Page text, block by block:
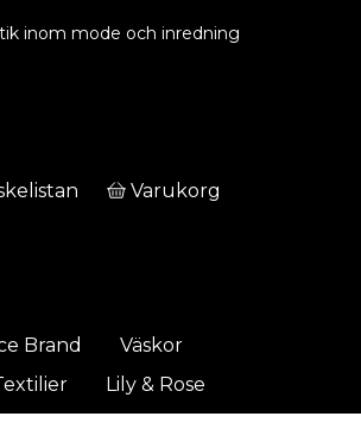
inom mode och inredning
Varukorg
Brand
Väskor
Lily & Rose